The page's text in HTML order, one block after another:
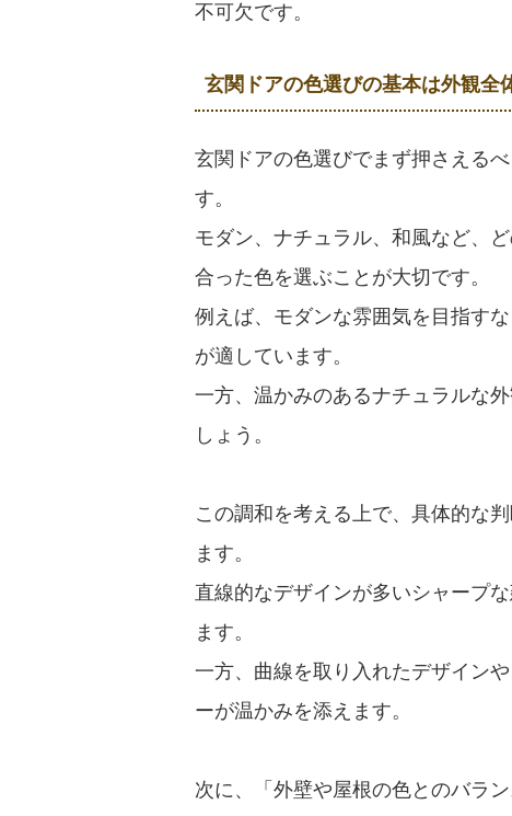
不可欠です。
玄関ドアの色選びの基本は外観全
玄関ドアの色選びでまず押さえる
す。
モダン、ナチュラル、和風など、
合った色を選ぶことが大切です。
例えば、モダンな雰囲気を目指す
が適しています。
一方、温かみのあるナチュラルな
しょう。
この調和を考える上で、具体的な
ます。
直線的なデザインが多いシャープ
ます。
一方、曲線を取り入れたデザイン
ーが温かみを添えます。
次に、「外壁や屋根の色とのバラ